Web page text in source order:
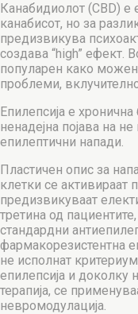
Канабидиолот (CBD) е
канабисот, но за
предизвикува
создава “high” ефект.
популарен како
проблеми,
Епилепсија е
ненадејна појава на
епилептични напади.
Пластичен опис за
клетки се
предизвикуваат
третина од
стандардни
фармакорезистентна
не исполнат
епилепсија и доколку
терапија, се
невромодулација.